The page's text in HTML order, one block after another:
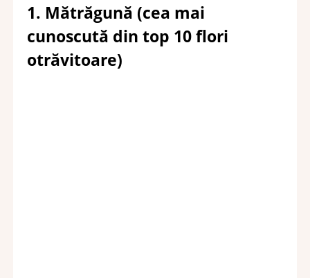
1. Mătrăgună (cea mai
cunoscută din top 10 flori
otrăvitoare)